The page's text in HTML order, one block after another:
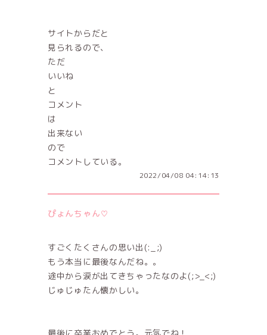
サイトからだと
見られるので、
ただ
いいね
と
コメント
は
出来ない
ので
コメントしている。
2022/04/08 04:14:13
ぴょんちゃん♡
すごくたくさんの思い出(:_;)
もう本当に最後なんだね。。
途中から涙が出てきちゃったなのよ(;>_<;)
じゅじゅたん懐かしい。